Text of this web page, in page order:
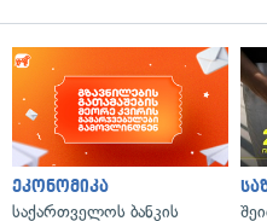
ეკონომიკა
საქართველოს ბანკის